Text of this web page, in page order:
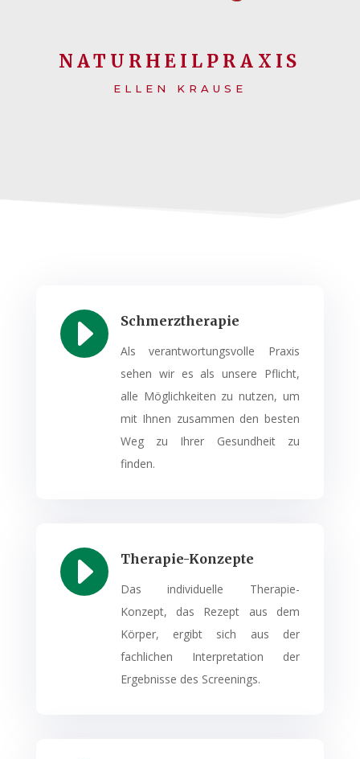
NATURHEILPRAXIS
ELLEN KRAUSE
E Schmerztherapie
Als verantwortungsvolle Praxis
sehen wir es als unsere Pflicht,
alle Möglichkeiten zu nutzen, um
mit Ihnen zusammen den besten
Weg zu Ihrer Gesundheit zu
finden.
E Therapie-Konzepte
Das individuelle Therapie-
Konzept, das Rezept aus dem
Körper, ergibt sich aus der
fachlichen Interpretation der
Ergebnisse des Screenings.